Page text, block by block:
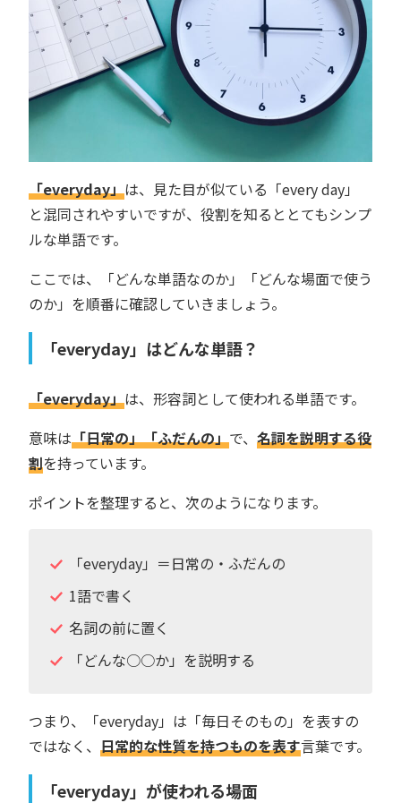
「everyday」は、見た目が似ている「every day」
と混同されやすいですが、役割を知るととてもシンプ
ルな単語です。
ここでは、「どんな単語なのか」「どんな場面で使う
のか」を順番に確認していきましょう。
「everyday」はどんな単語？
「everyday」は、形容詞として使われる単語です。
意味は「日常の」「ふだんの」で、 名詞を説明する役
割を持っています。
ポイントを整理すると、次のようになります。
「everyday」＝日常の・ふだんの
1語で書く
名詞の前に置く
「どんな○○か」を説明する
つまり、「everyday」は「毎日そのもの」を表すの
ではなく、 日常的な性質を持つものを表す言葉です。
「everyday」が使われる場面